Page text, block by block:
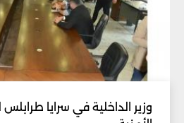
وزير الداخلية في سرايا